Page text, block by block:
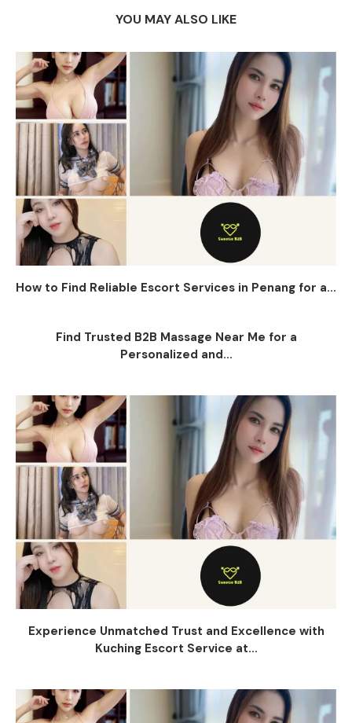
YOU MAY ALSO LIKE
How to Find Reliable Escort Services in Penang for a...
Find Trusted B2B Massage Near Me for a
Personalized and...
Experience Unmatched Trust and Excellence with
Kuching Escort Service at...